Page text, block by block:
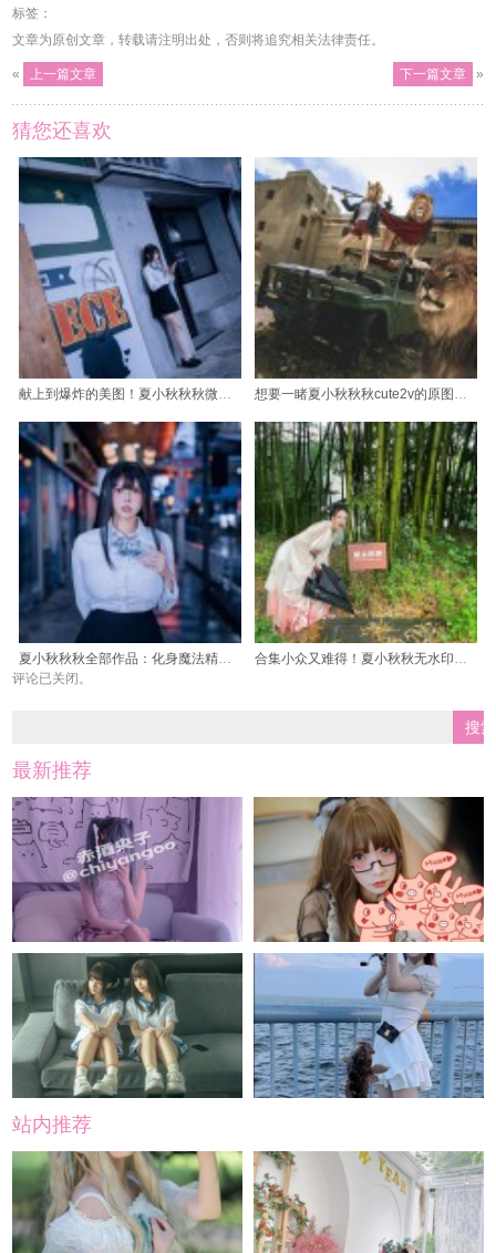
标签：
文章为原创文章，转载请注明出处，否则将追究相关法律责任。
« 上一篇文章 下一篇文章 »
猜您还喜欢
献上到爆炸的美图！夏小秋秋秋微博图片合集震撼呈现 想要一睹夏小秋秋秋cute2v的原图美照吗？那就来这里吧
夏小秋秋秋全部作品：化身魔法精灵的cos大合集
合集小众又难得！夏小秋秋无水印精选cos作品集来啦
评论已关闭。
最新推荐
站内推荐